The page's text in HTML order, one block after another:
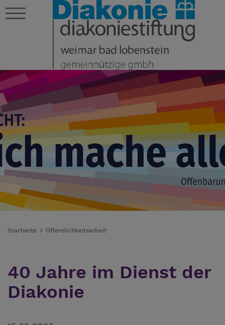
Startseite Öffentlichkeitsarbeit
40 Jahre im Dienst der
Diakonie